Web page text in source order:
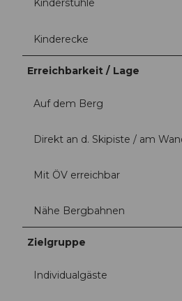
Kinderstühle
Kinderecke
Erreichbarkeit / Lage
Auf dem Berg
Direkt an d. Skipiste / am
Mit ÖV erreichbar
Nähe Bergbahnen
Zielgruppe
Individualgäste